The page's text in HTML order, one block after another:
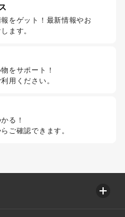
をゲット！最新情報やお
ます。
をサポート！
用ください。
る！
ご確認できます。